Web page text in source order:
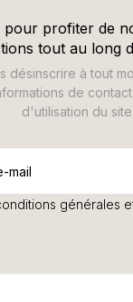
profiter de
tout au long
désinscrire à tout
de
d'utilisation du site.
générales